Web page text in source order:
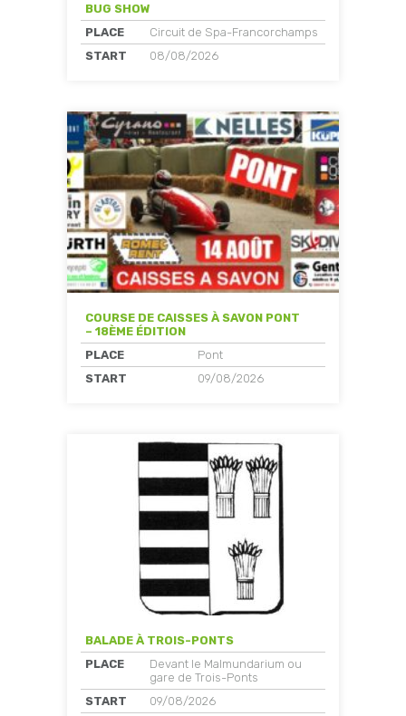
BUG SHOW
PLACE
Circuit de Spa-Francorchamps
START
08/08/2026
COURSE DE CAISSES À SAVON PONT
– 18ÈME ÉDITION
PLACE
Pont
START
09/08/2026
BALADE À TROIS-PONTS
PLACE
Devant le Malmundarium ou
gare de Trois-Ponts
START
09/08/2026